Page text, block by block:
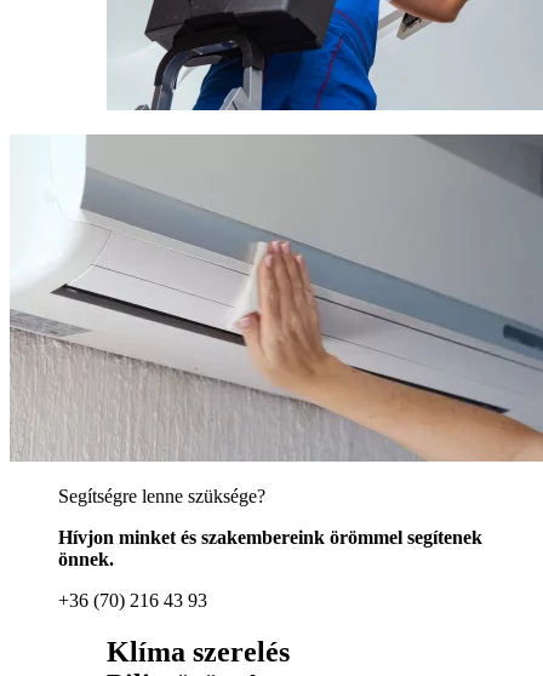
Segítségre lenne szüksége?
Hívjon minket és szakembereink örömmel segítenek
önnek.
+36 (70) 216 43 93
Klíma szerelés